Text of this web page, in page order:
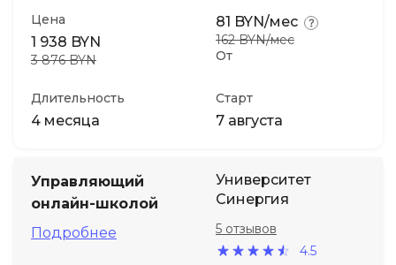
Цена
1 938 BYN
3 876 BYN От
81 BYN/мес
162 BYN/мес
Длительность
4 месяца
Старт
7 августа
Управляющий
онлайн-школой
Подробнее
Университет
Синергия
4.5
5 отзывов